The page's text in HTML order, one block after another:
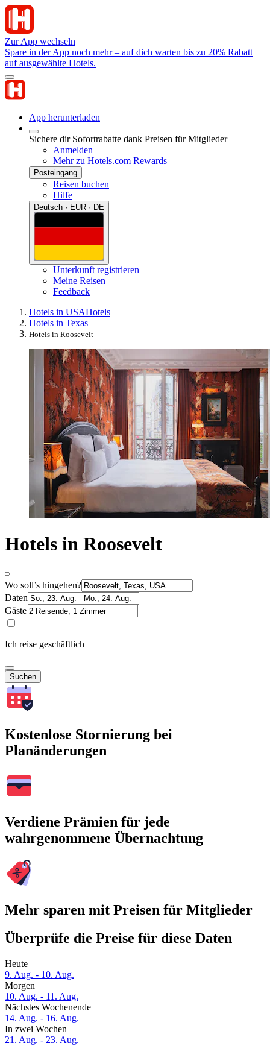
Zur App wechseln
Spare in der App noch mehr – auf dich warten bis zu 20% Rabatt
auf ausgewählte Hotels.
App herunterladen
Sichere dir Sofortrabatte dank Preisen für Mitglieder
Anmelden
Mehr zu Hotels.com Rewards
Posteingang
Reisen buchen
Hilfe
Deutsch · EUR · DE
Unterkunft registrieren
Meine Reisen
Feedback
Hotels in USAHotels
Hotels in Texas
Hotels in Roosevelt
Hotels in Roosevelt
Wo soll’s hingehen?
Daten
Gäste
Ich reise geschäftlich
Suchen
Kostenlose Stornierung bei
Planänderungen
Verdiene Prämien für jede
wahrgenommene Übernachtung
Mehr sparen mit Preisen für Mitglieder
Überprüfe die Preise für diese Daten
Heute
9. Aug. - 10. Aug.
Morgen
10. Aug. - 11. Aug.
Nächstes Wochenende
14. Aug. - 16. Aug.
In zwei Wochen
21. Aug. - 23. Aug.